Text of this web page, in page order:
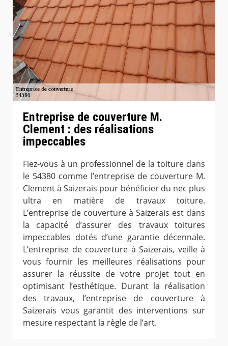
Entreprise de couverture M.
Clement : des réalisations
impeccables
Fiez-vous à un professionnel de la toiture dans
le 54380 comme l’entreprise de couverture M.
Clement à Saizerais pour bénéficier du nec plus
ultra en matière de travaux toiture.
L’entreprise de couverture à Saizerais est dans
la capacité d’assurer des travaux toitures
impeccables dotés d’une garantie décennale.
L’entreprise de couverture à Saizerais, veille à
vous fournir les meilleures réalisations pour
assurer la réussite de votre projet tout en
optimisant l’esthétique. Durant la réalisation
des travaux, l’entreprise de couverture à
Saizerais vous garantit des interventions sur
mesure respectant la règle de l’art.